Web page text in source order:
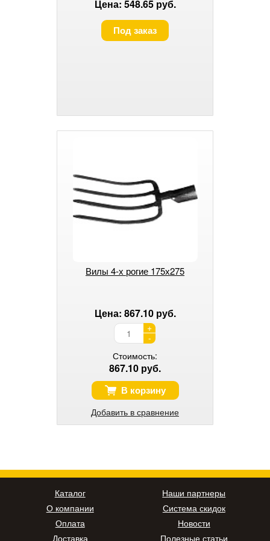
Цена: 548.65 руб.
Под заказ
Вилы 4-х рогие 175х275
Цена: 867.10 руб.
+
-
Стоимость:
867.10 руб.
В корзину
Добавить в сравнение
Каталог
О компании
Оплата
Доставка
Наши партнеры
Система скидок
Новости
Полезные статьи